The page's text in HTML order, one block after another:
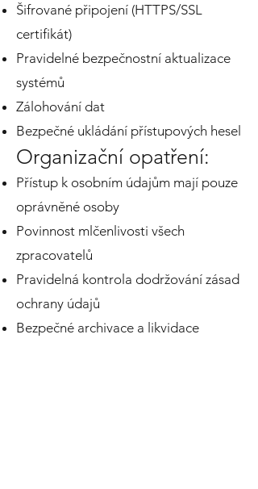
Šifrované připojení (HTTPS/SSL
certifikát)
Pravidelné bezpečnostní aktualizace
systémů
Zálohování dat
Bezpečné ukládání přístupových hesel
Organizační opatření:
Přístup k osobním údajům mají pouze
oprávněné osoby
Povinnost mlčenlivosti všech
zpracovatelů
Pravidelná kontrola dodržování zásad
ochrany údajů
Bezpečné archivace a likvidace